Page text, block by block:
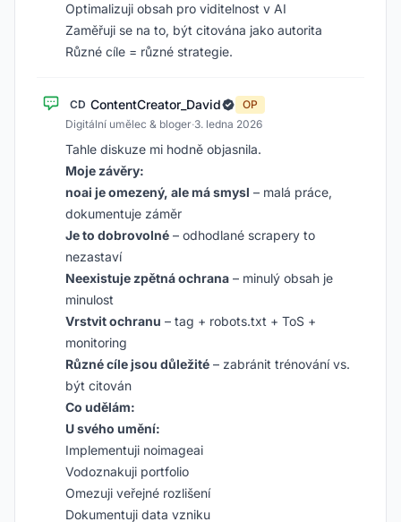
Optimalizuji obsah pro viditelnost v AI
Zaměřuji se na to, být citována jako autorita
Různé cíle = různé strategie.
CD ContentCreator_David
OP
Digitální umělec & bloger·3. ledna 2026
Tahle diskuze mi hodně objasnila.
Moje závěry:
noai je omezený, ale má smysl – malá práce,
dokumentuje záměr
Je to dobrovolné – odhodlané scrapery to
nezastaví
Neexistuje zpětná ochrana – minulý obsah je
minulost
Vrstvit ochranu – tag + robots.txt + ToS +
monitoring
Různé cíle jsou důležité – zabránit trénování vs.
být citován
Co udělám:
U svého umění:
Implementuji noimageai
Vodoznakuji portfolio
Omezuji veřejné rozlišení
Dokumentuji data vzniku